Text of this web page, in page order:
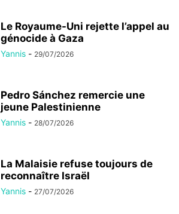
Le Royaume-Uni rejette l’appel au
génocide à Gaza
Yannis - 29/07/2026
Pedro Sánchez remercie une
jeune Palestinienne
Yannis - 28/07/2026
La Malaisie refuse toujours de
reconnaître Israël
Yannis - 27/07/2026